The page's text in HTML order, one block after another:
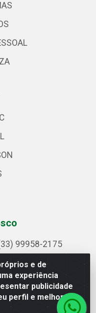
e de
experiência
publicidade
perfil e melhorar a
99958-2175
publicações